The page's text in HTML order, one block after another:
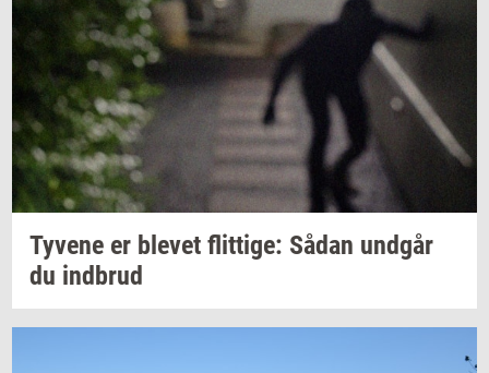
Ty­ve­ne er ble­vet flit­ti­ge: Sådan und­går
du ind­brud